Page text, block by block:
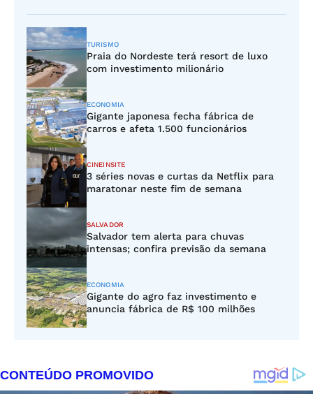
TURISMO
Praia do Nordeste terá resort de luxo
com investimento milionário
ECONOMIA
Gigante japonesa fecha fábrica de
carros e afeta 1.500 funcionários
CINEINSITE
3 séries novas e curtas da Netflix para
maratonar neste fim de semana
SALVADOR
Salvador tem alerta para chuvas
intensas; confira previsão da semana
ECONOMIA
Gigante do agro faz investimento e
anuncia fábrica de R$ 100 milhões